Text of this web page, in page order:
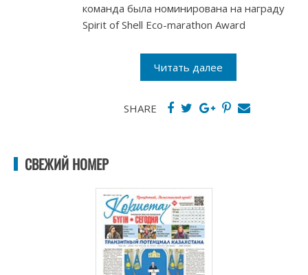
команда была номинирована на награду
Spirit of Shell Eco-marathon Award
Читать далее
SHARE
СВЕЖИЙ НОМЕР